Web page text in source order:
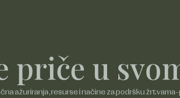
priče u
ažuriranja, resurse i načine za podršku